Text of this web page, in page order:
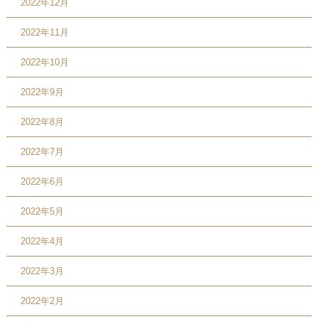
2022年12月
2022年11月
2022年10月
2022年9月
2022年8月
2022年7月
2022年6月
2022年5月
2022年4月
2022年3月
2022年2月